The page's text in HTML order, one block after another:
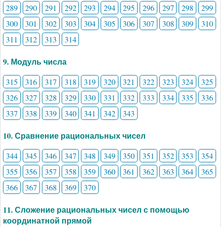
289 290 291 292 293 294 295 296 297 298
299
300
301 302 303 304 305 306 307 308 309
310
311
312 313 314
9. Модуль числа
315 316 317 318 319 320 321 322 323 324
325
326
327 328 329 330 331 332 333 334 335
336
337
338 339 340 341 342 343
10. Сравнение рациональных чисел
344 345 346 347 348 349 350 351 352 353
354
355
356 357 358 359 360 361 362 363 364
365
366
367 368 369 370
11. Сложение рациональных чисел с помощью
координатной прямой